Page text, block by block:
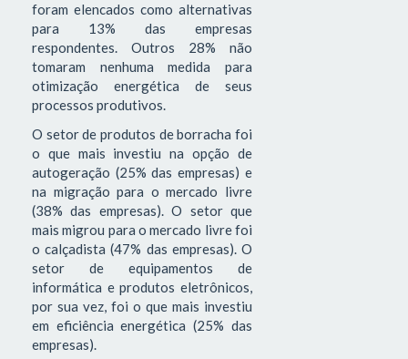
foram elencados como alternativas
para 13% das empresas
respondentes. Outros 28% não
tomaram nenhuma medida para
otimização energética de seus
processos produtivos.
O setor de produtos de borracha foi
o que mais investiu na opção de
autogeração (25% das empresas) e
na migração para o mercado livre
(38% das empresas). O setor que
mais migrou para o mercado livre foi
o calçadista (47% das empresas). O
setor de equipamentos de
informática e produtos eletrônicos,
por sua vez, foi o que mais investiu
em eficiência energética (25% das
empresas).